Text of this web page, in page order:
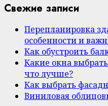
Свежие записи
Перепланировка
особенности и
Как обустроить
Какие окна
что лучше?
Как выбрать
Виниловая